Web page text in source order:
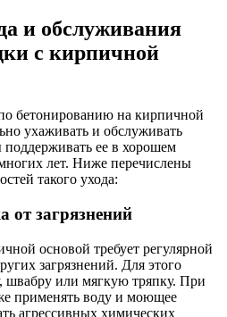
и обслуживания
с кирпичной
бетонированию на кирпичной
ухаживать и обслуживать
ее в хорошем
лет. Ниже перечислены
такого ухода:
от загрязнений
основой требует регулярной
загрязнений. Для этого
швабру или мягкую тряпку. При
применять воду и моющее
агрессивных химических